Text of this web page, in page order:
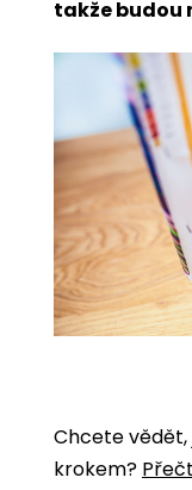
takže budou
Chcete vědět,
krokem?